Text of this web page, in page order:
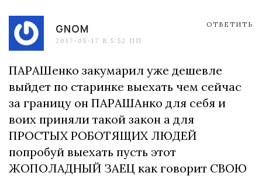
GNOM
2017-05-17 В 5:52 ПП
ОТВЕТИТЬ
ПАРАШенко закумарил уже дешевле
выйдет по старинке выехать чем сейчас
за границу он ПАРАШАнко для себя и
воих приняли такой закон а для
ПРОСТЫХ РОБОТЯЩИХ ЛЮДЕЙ
попробуй выехать пусть этот
ЖОПОЛАДНЫЙ ЗАЕЦ как говорит СВОЮ